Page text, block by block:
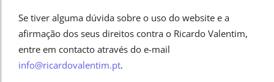
Se tiver alguma dúvida sobre o uso do website e a
afirmação dos seus direitos contra o Ricardo Valentim,
entre em contacto através do e-mail
info@ricardovalentim.pt.